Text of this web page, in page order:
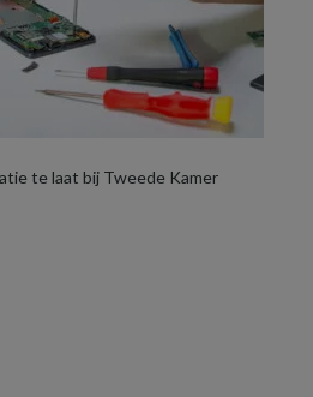
te laat bij Tweede Kamer